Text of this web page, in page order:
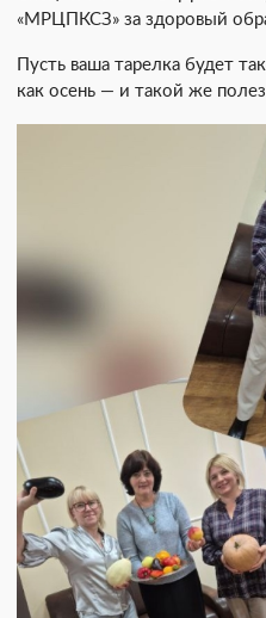
«МРЦПКСЗ» за здоровый
Пусть ваша тарелка будет
как осень — и такой же